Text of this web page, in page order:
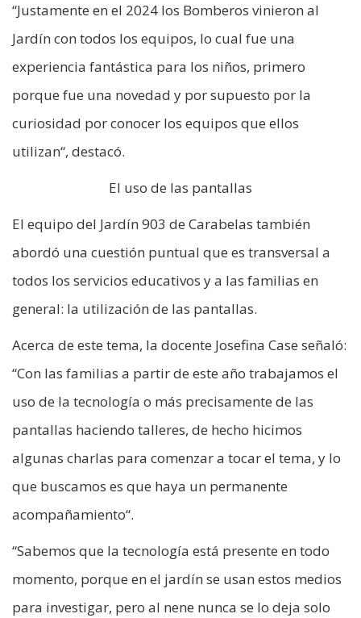
“Justamente en el 2024 los Bomberos vinieron al
Jardín con todos los equipos, lo cual fue una
experiencia fantástica para los niños, primero
porque fue una novedad y por supuesto por la
curiosidad por conocer los equipos que ellos
utilizan“, destacó.
El uso de las pantallas
El equipo del Jardín 903 de Carabelas también
abordó una cuestión puntual que es transversal a
todos los servicios educativos y a las familias en
general: la utilización de las pantallas.
Acerca de este tema, la docente Josefina Case señaló:
“Con las familias a partir de este año trabajamos el
uso de la tecnología o más precisamente de las
pantallas haciendo talleres, de hecho hicimos
algunas charlas para comenzar a tocar el tema, y lo
que buscamos es que haya un permanente
acompañamiento“.
“Sabemos que la tecnología está presente en todo
momento, porque en el jardín se usan estos medios
para investigar, pero al nene nunca se lo deja solo